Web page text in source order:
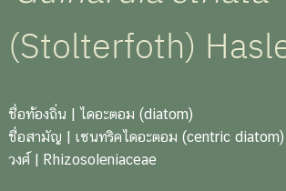
(Stolterfoth)
ชื่อท้องถิ่น | ไดอะตอม (diatom)
ชื่อสามัญ | เซนทริคไดอะตอม (centric diatom)
วงศ์ | Rhizosoleniaceae